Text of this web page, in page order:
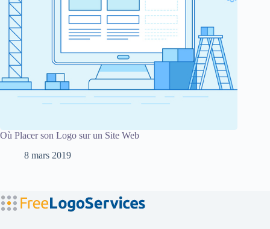
Où Placer son Logo sur un Site Web
8 mars 2019